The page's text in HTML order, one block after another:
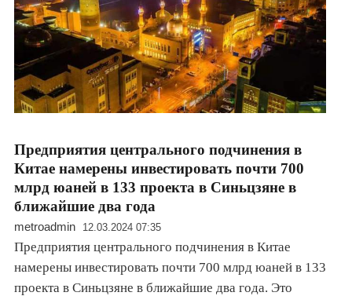
Предприятия центрального подчинения в
Китае намерены инвестировать почти 700
млрд юаней в 133 проекта в Синьцзяне в
ближайшие два года
metroadmin 12.03.2024 07:35
Предприятия центрального подчинения в Китае
намерены инвестировать почти 700 млрд юаней в 133
проекта в Синьцзяне в ближайшие два года. Это